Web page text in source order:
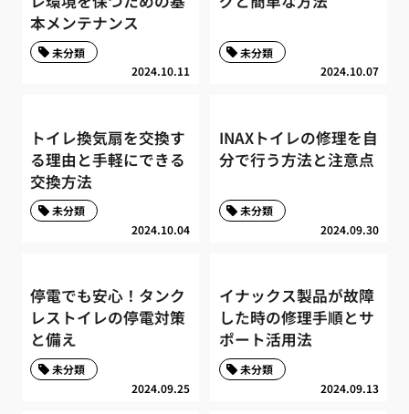
本メンテナンス
2024.10.11
未分類
2024.10.07
未分類
トイレ換気扇を交換す
る理由と手軽にできる
交換方法
2024.10.04
未分類
INAXトイレの修理を自
分で行う方法と注意点
2024.09.30
未分類
停電でも安心！タンク
レストイレの停電対策
と備え
2024.09.25
未分類
イナックス製品が故障
した時の修理手順とサ
ポート活用法
2024.09.13
未分類